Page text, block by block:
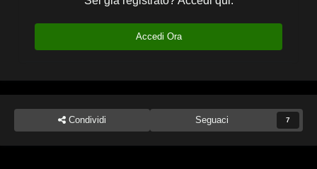
Accedi Ora
Condividi Seguaci 7